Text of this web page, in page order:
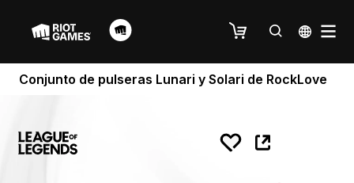
Conjunto de pulseras Lunari y Solari de RockLove